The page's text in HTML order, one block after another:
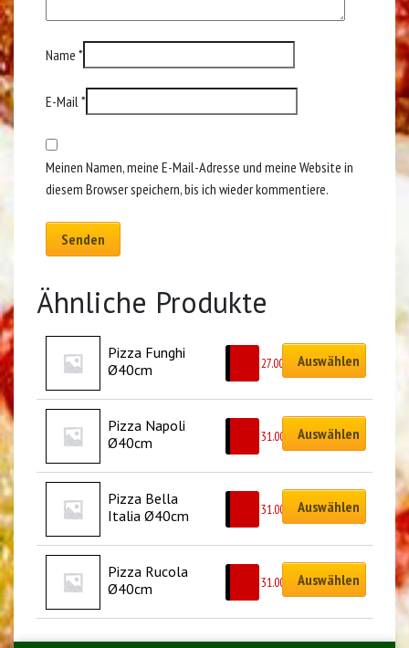
Name *
E-Mail *
Meinen Namen, meine E-Mail-Adresse und meine Website in
diesem Browser speichern, bis ich wieder kommentiere.
Ähnliche Produkte
Pizza Funghi
Ø40cm
27.00 Auswählen
Pizza Napoli
Ø40cm
31.00 Auswählen
Pizza Bella
Italia Ø40cm
31.00 Auswählen
Pizza Rucola
Ø40cm
31.00 Auswählen